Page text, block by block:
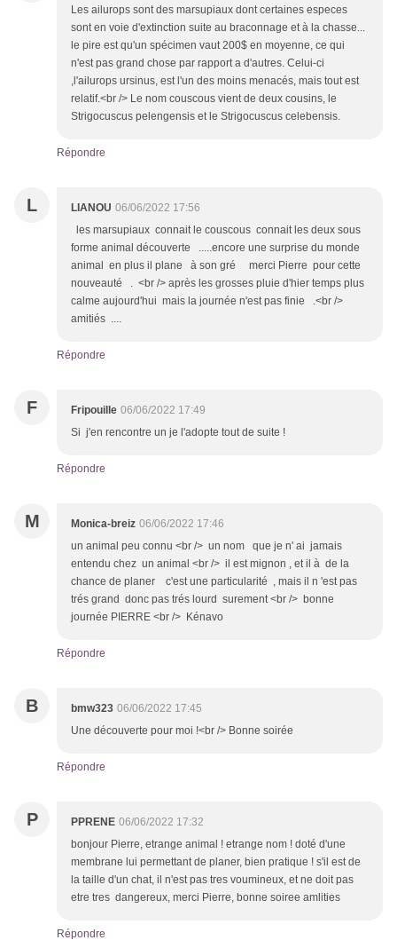
Les ailurops sont des marsupiaux dont certaines especes
sont en voie d'extinction suite au braconnage et à la chasse...
le pire est qu'un spécimen vaut 200$ en moyenne, ce qui
n'est pas grand chose par rapport a d'autres. Celui-ci
,l'ailurops ursinus, est l'un des moins menacés, mais tout est
relatif.<br /> Le nom couscous vient de deux cousins, le
Strigocuscus pelengensis et le Strigocuscus celebensis.
Répondre
L LIANOU 06/06/2022 17:56
les marsupiaux connait le couscous connait les deux sous
forme animal découverte .....encore une surprise du monde
animal en plus il plane à son gré merci Pierre pour cette
nouveauté . <br /> après les grosses pluie d'hier temps plus
calme aujourd'hui mais la journée n'est pas finie .<br />
amitiés ....
Répondre
F Fripouille 06/06/2022 17:49
Si j'en rencontre un je l'adopte tout de suite !
Répondre
M Monica-breiz 06/06/2022 17:46
un animal peu connu <br /> un nom que je n' ai jamais
entendu chez un animal <br /> il est mignon , et il à de la
chance de planer c'est une particularité , mais il n 'est pas
trés grand donc pas trés lourd surement <br /> bonne
journée PIERRE <br /> Kénavo
Répondre
B bmw323 06/06/2022 17:45
Une découverte pour moi !<br /> Bonne soirée
Répondre
P PPRENE 06/06/2022 17:32
bonjour Pierre, etrange animal ! etrange nom ! doté d'une
membrane lui permettant de planer, bien pratique ! s'il est de
la taille d'un chat, il n'est pas tres voumineux, et ne doit pas
etre tres dangereux, merci Pierre, bonne soiree amlities
Répondre